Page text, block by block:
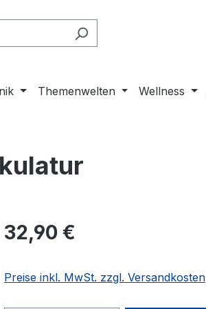
Themenwelten Wellness
32,90 €
Preise inkl. MwSt. zzgl. Versandkosten